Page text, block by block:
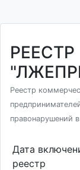
РЕЕСТР
Реестр
правонарушений
Дата
реестр